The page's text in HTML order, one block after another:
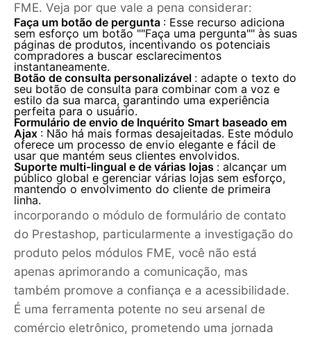
FME. Veja por que vale a pena considerar:
Faça um botão de pergunta : Esse recurso adiciona
sem esforço um botão ""Faça uma pergunta"" às suas
páginas de produtos, incentivando os potenciais
compradores a buscar esclarecimentos
instantaneamente.
Botão de consulta personalizável : adapte o texto do
seu botão de consulta para combinar com a voz e
estilo da sua marca, garantindo uma experiência
perfeita para o usuário.
Formulário de envio de Inquérito Smart baseado em
Ajax : Não há mais formas desajeitadas. Este módulo
oferece um processo de envio elegante e fácil de
usar que mantém seus clientes envolvidos.
Suporte multi-lingual e de várias lojas : alcançar um
público global e gerenciar várias lojas sem esforço,
mantendo o envolvimento do cliente de primeira
linha.
incorporando o módulo de formulário de contato
do Prestashop, particularmente a investigação do
produto pelos módulos FME, você não está
apenas aprimorando a comunicação, mas
também promove a confiança e a acessibilidade.
É uma ferramenta potente no seu arsenal de
comércio eletrônico, prometendo uma jornada